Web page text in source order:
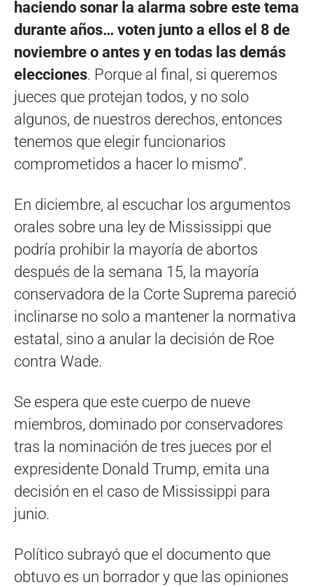
haciendo sonar la alarma sobre este tema
durante años… voten junto a ellos el 8 de
noviembre o antes y en todas las demás
elecciones. Porque al final, si queremos
jueces que protejan todos, y no solo
algunos, de nuestros derechos, entonces
tenemos que elegir funcionarios
comprometidos a hacer lo mismo”.
En diciembre, al escuchar los argumentos
orales sobre una ley de Mississippi que
podría prohibir la mayoría de abortos
después de la semana 15, la mayoría
conservadora de la Corte Suprema pareció
inclinarse no solo a mantener la normativa
estatal, sino a anular la decisión de Roe
contra Wade.
Se espera que este cuerpo de nueve
miembros, dominado por conservadores
tras la nominación de tres jueces por el
expresidente Donald Trump, emita una
decisión en el caso de Mississippi para
junio.
Político subrayó que el documento que
obtuvo es un borrador y que las opiniones